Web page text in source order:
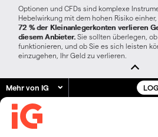
Optionen und CFDs sind komplexe
Hebelwirkung mit dem hohen Risiko
72 % der Kleinanlegerkonten verlieren
diesem Anbieter. Sie sollten überlegen,
funktionieren, und ob Sie es sich leisten
einzugehen, Ihr Geld zu verlieren.
Mehr von IG